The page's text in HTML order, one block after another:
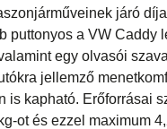
járó
puttonyos a VW Caddy
egy olvasói
jellemző
is kapható. Erőforrásai
ot és ezzel maximum